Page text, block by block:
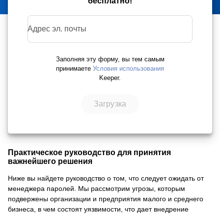
Адрес эл. почты
Заполняя эту форму, вы тем самым
принимаете Условия использования
Keeper.
Практическое руководство для принятия
важнейшего решения
Ниже вы найдете руководство о том, что следует ожидать от
менеджера паролей. Мы рассмотрим угрозы, которым
подвержены организации и предприятия малого и среднего
бизнеса, в чем состоят уязвимости, что дает внедрение